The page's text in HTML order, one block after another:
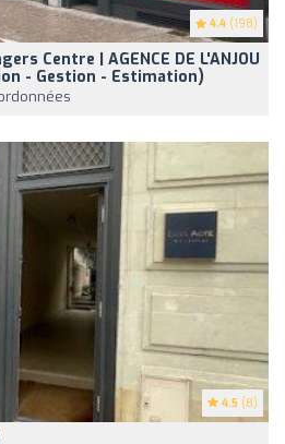
4.4 (198)
Centre | AGENCE DE L'ANJOU
- Gestion - Estimation)
4.5 (8)